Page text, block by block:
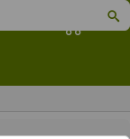
Koszyk